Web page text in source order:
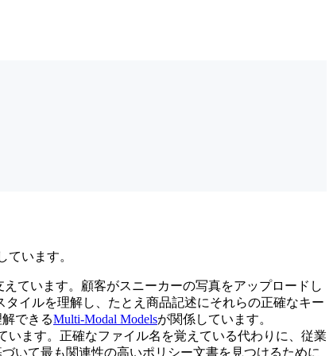
います。
ています。顧客がスニーカーの写真をアップロードし
タイルを理解し、たとえ商品記述にそれらの正確なキー
できるMulti-Modal Modelsが関係しています。
ます。正確なファイル名を覚えている代わりに、従業
いて最も関連性の高いポリシー文書を見つけるために